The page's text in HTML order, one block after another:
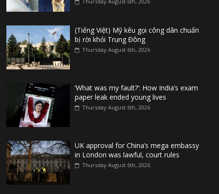
(Tiếng Việt) Mỹ kêu gọi công dân chuẩn
bị rời khỏi Trung Đông
Thursday August 6th, 2026
‘What was my fault?’: How India’s exam
paper leak ended young lives
Thursday August 6th, 2026
UK approval for China’s mega embassy
in London was lawful, court rules
Thursday August 6th, 2026